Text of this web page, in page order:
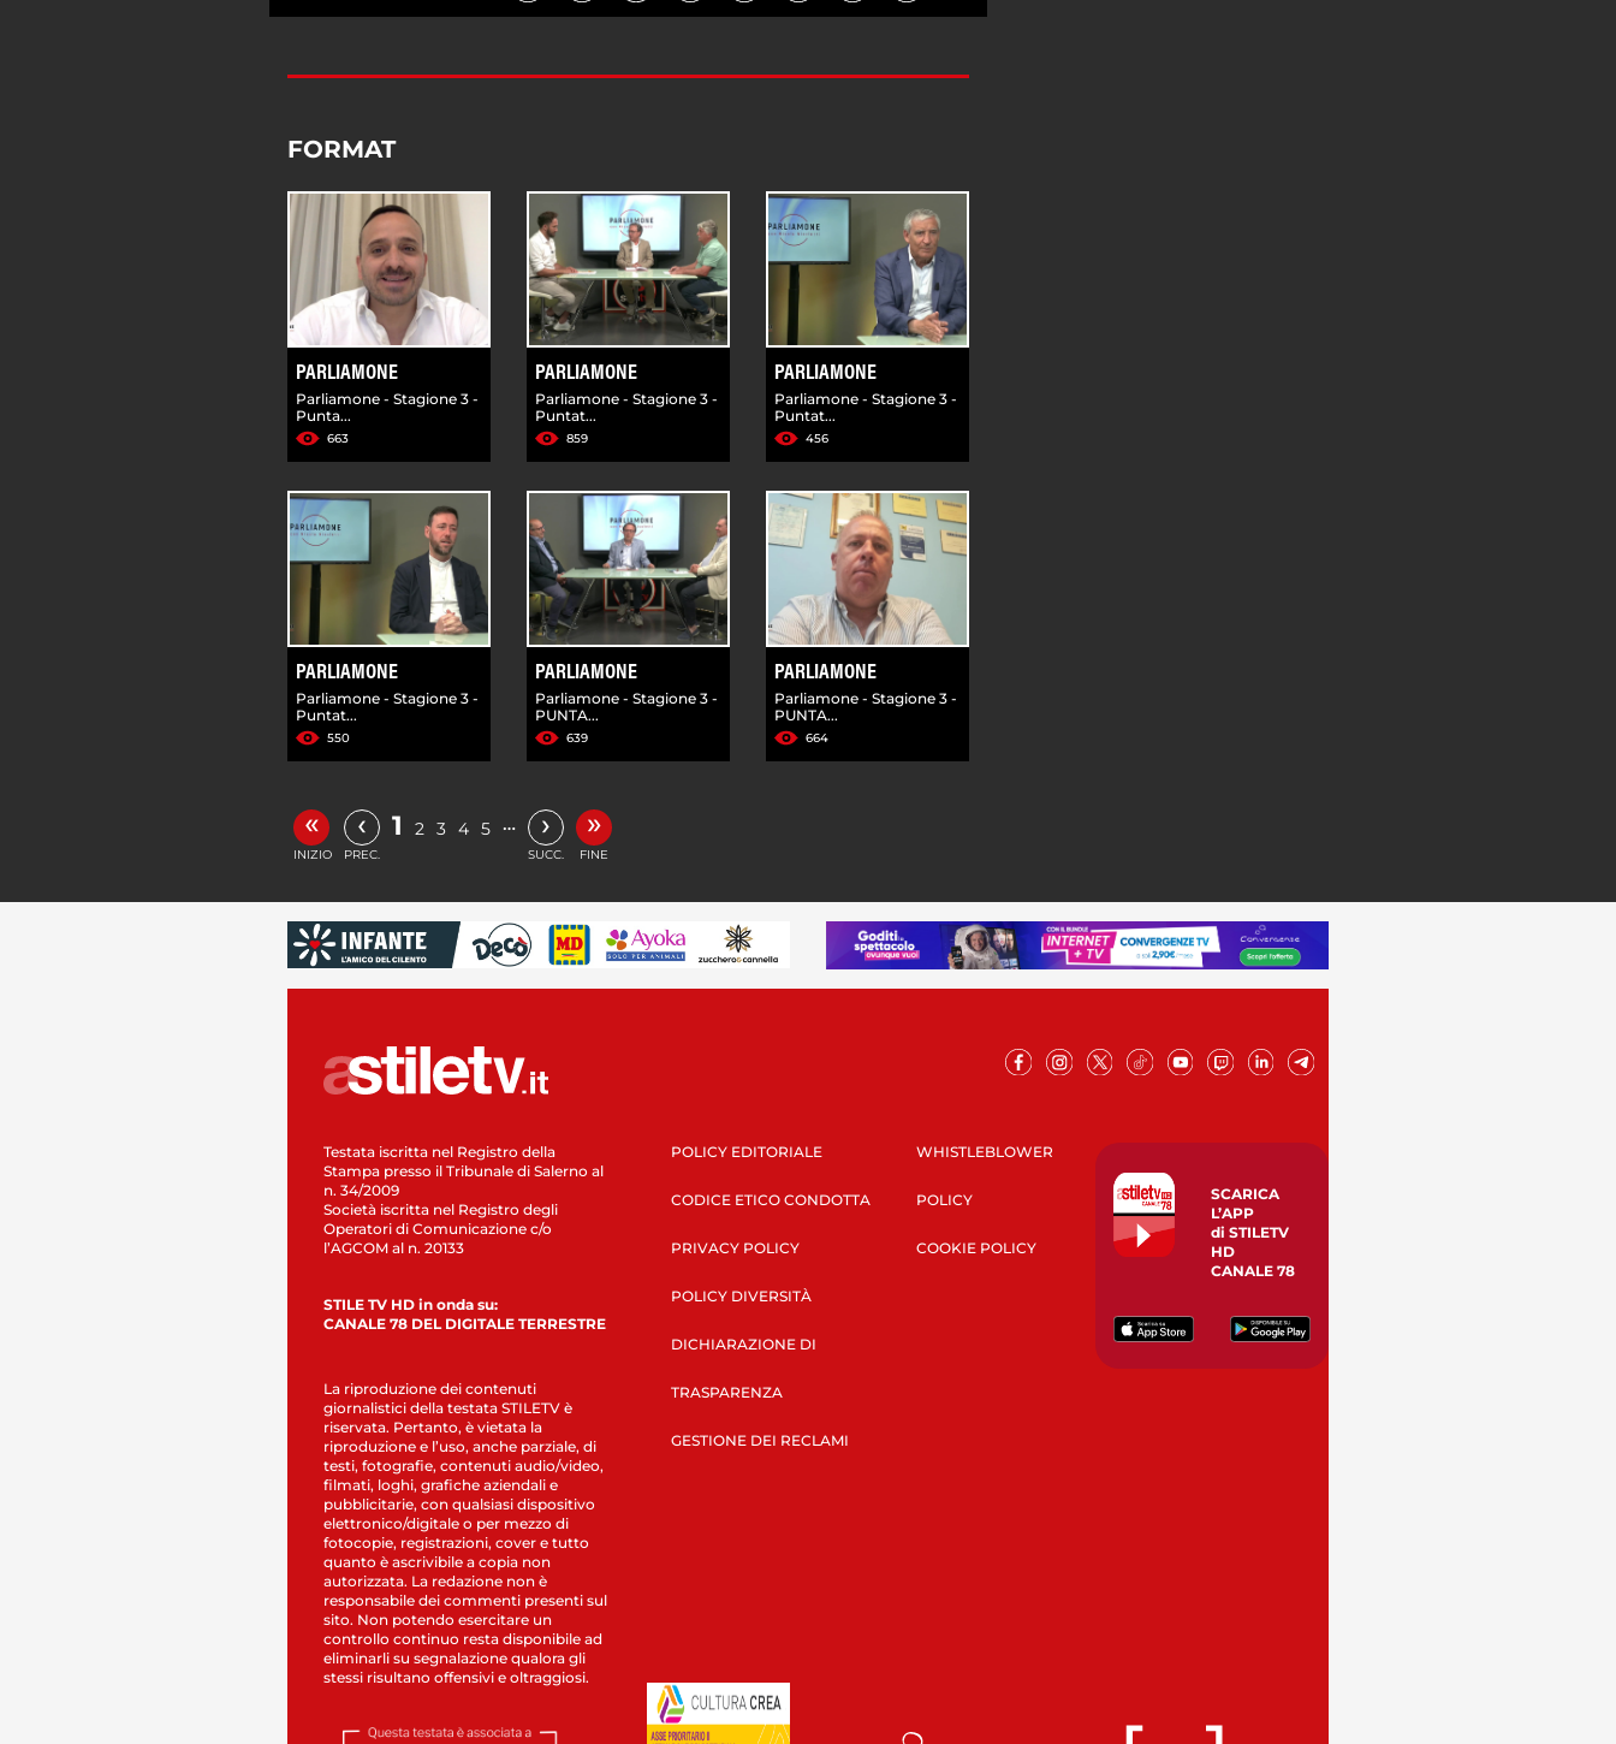
FORMAT
PARLIAMONE
Parliamone - Stagione 3 -
Punta...
663
PARLIAMONE
Parliamone - Stagione 3 -
Puntat...
859
PARLIAMONE
Parliamone - Stagione 3 -
Puntat...
456
PARLIAMONE
Parliamone - Stagione 3 -
Puntat...
550
PARLIAMONE
Parliamone - Stagione 3 -
PUNTA...
639
PARLIAMONE
Parliamone - Stagione 3 -
PUNTA...
664
«
INIZIO
‹
PREC.
1 2 3 4 5 … ›
SUCC.
»
FINE
Testata iscritta nel Registro della
Stampa presso il Tribunale di Salerno al
n. 34/2009
Società iscritta nel Registro degli
Operatori di Comunicazione c/o
l’AGCOM al n. 20133
STILE TV HD in onda su:
CANALE 78 DEL DIGITALE TERRESTRE
La riproduzione dei contenuti
giornalistici della testata STILETV è
riservata. Pertanto, è vietata la
riproduzione e l’uso, anche parziale, di
testi, fotografie, contenuti audio/video,
filmati, loghi, grafiche aziendali e
pubblicitarie, con qualsiasi dispositivo
elettronico/digitale o per mezzo di
fotocopie, registrazioni, cover e tutto
quanto è ascrivibile a copia non
autorizzata. La redazione non è
responsabile dei commenti presenti sul
sito. Non potendo esercitare un
controllo continuo resta disponibile ad
eliminarli su segnalazione qualora gli
stessi risultano offensivi e oltraggiosi.
POLICY EDITORIALE
CODICE ETICO CONDOTTA
PRIVACY POLICY
POLICY DIVERSITÀ
DICHIARAZIONE DI
TRASPARENZA
GESTIONE DEI RECLAMI
WHISTLEBLOWER
POLICY
COOKIE POLICY
SCARICA
L’APP
di STILETV
HD
CANALE 78